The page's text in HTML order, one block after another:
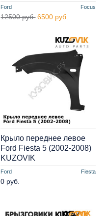
Ford Focus
12500 руб. 6500 руб.
Ford Fiesta
Крыло переднее левое
Ford Fiesta 5 (2002-2008)
KUZOVIK
0 руб.